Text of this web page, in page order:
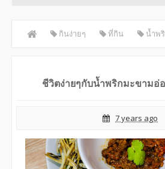
กินง่ายๆ ที่กิน น้ำพ
ชีวิตง่ายๆกับน้ำพริกมะขามอ่
7 years ago